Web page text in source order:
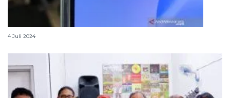
Cara termudah download sound Mp3 di TikTok
4 Juli 2024